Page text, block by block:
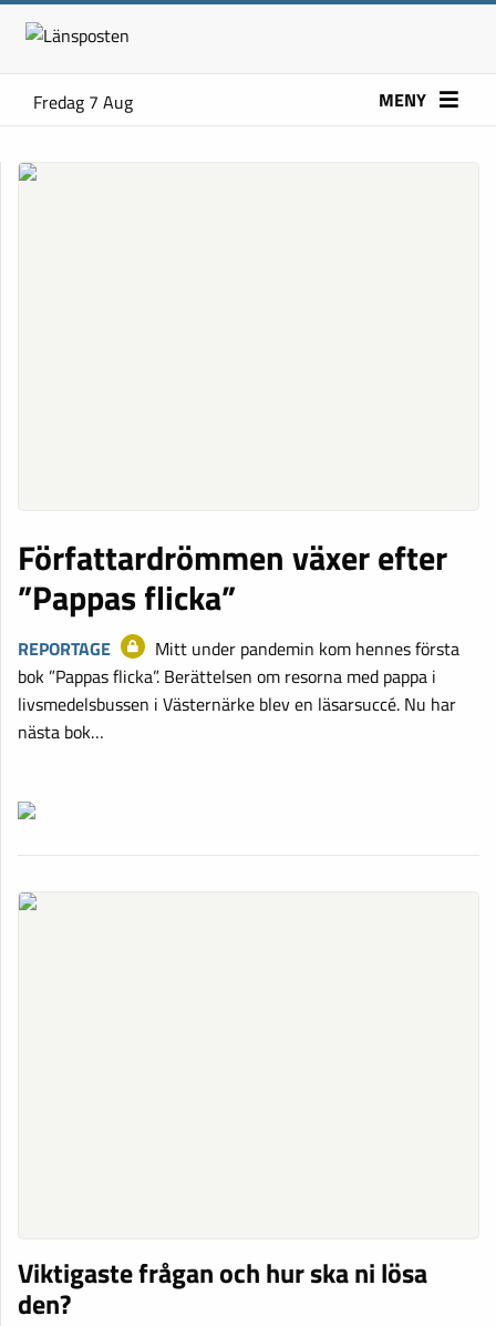
Fredag 7 Aug MENY
Författardrömmen växer efter
”Pappas flicka”
REPORTAGE
Mitt under pandemin kom hennes första
bok ”Pappas flicka”. Berättelsen om resorna med pappa i
livsmedelsbussen i Västernärke blev en läsarsuccé. Nu har
nästa bok…
Viktigaste frågan och hur ska ni lösa
den?